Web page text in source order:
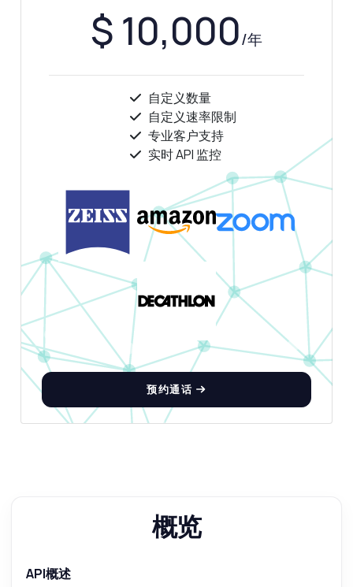
$ 10,000/年
自定义数量
自定义速率限制
专业客户支持
实时 API 监控
预约通话
概览
API概述